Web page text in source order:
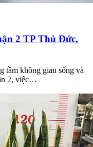
2 TP Thủ Đức,
tầm không gian sống và
2, việc…